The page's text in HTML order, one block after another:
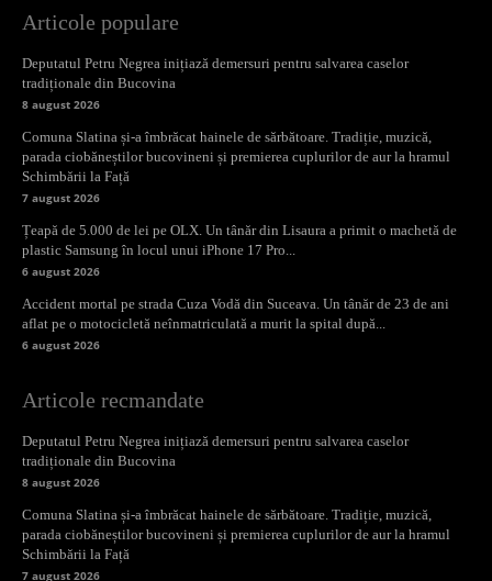
Articole populare
Deputatul Petru Negrea inițiază demersuri pentru salvarea caselor
tradiționale din Bucovina
8 august 2026
Comuna Slatina și-a îmbrăcat hainele de sărbătoare. Tradiție, muzică,
parada ciobăneștilor bucovineni și premierea cuplurilor de aur la hramul
Schimbării la Față
7 august 2026
Țeapă de 5.000 de lei pe OLX. Un tânăr din Lisaura a primit o machetă de
plastic Samsung în locul unui iPhone 17 Pro...
6 august 2026
Accident mortal pe strada Cuza Vodă din Suceava. Un tânăr de 23 de ani
aflat pe o motocicletă neînmatriculată a murit la spital după...
6 august 2026
Articole recmandate
Deputatul Petru Negrea inițiază demersuri pentru salvarea caselor
tradiționale din Bucovina
8 august 2026
Comuna Slatina și-a îmbrăcat hainele de sărbătoare. Tradiție, muzică,
parada ciobăneștilor bucovineni și premierea cuplurilor de aur la hramul
Schimbării la Față
7 august 2026